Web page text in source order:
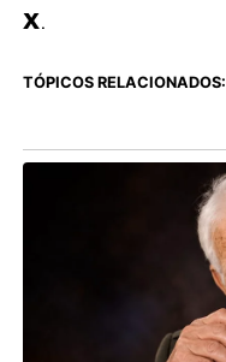
X.
TÓPICOS RELACIONADOS: